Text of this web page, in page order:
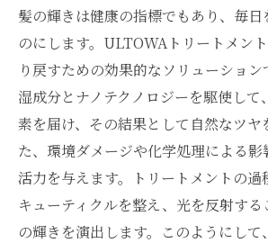
髪の輝きは健康の指標でもあり、毎日
のにします。ULTOWAトリートメン
り戻すための効果的なソリューショ
湿成分とナノテクノロジーを駆使して
素を届け、その結果として自然なツヤ
た、環境ダメージや化学処理による影
活力を与えます。トリートメントの過
キューティクルを整え、光を反射す
の輝きを演出します。このようにし